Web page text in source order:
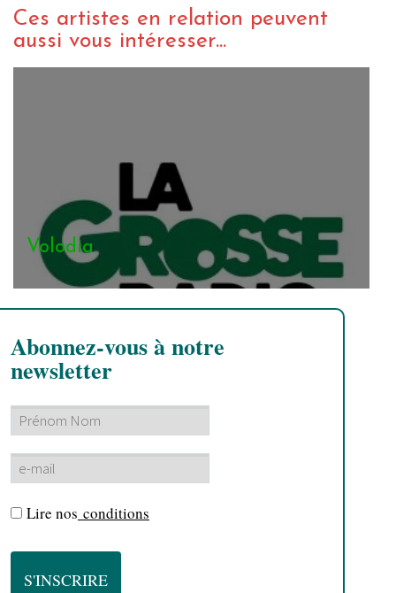
Ces artistes en relation peuvent
aussi vous intéresser...
Volodia
Abonnez-vous à notre
newsletter
Lire nos conditions